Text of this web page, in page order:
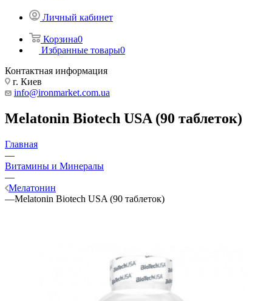
Личный кабинет
Корзина0
Избранные товары0
Контактная информация
г. Киев
info@ironmarket.com.ua
Melatonin Biotech USA (90 таблеток)
Главная
—
Витамины и Минералы
—
Мелатонин
—Melatonin Biotech USA (90 таблеток)